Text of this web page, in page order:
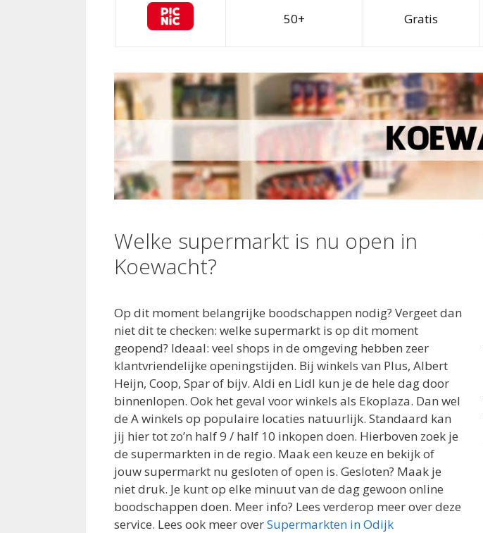
50+ Gratis
Welke supermarkt is nu open in
Koewacht?
Op dit moment belangrijke boodschappen nodig? Vergeet dan
niet dit te checken: welke supermarkt is op dit moment
geopend? Ideaal: veel shops in de omgeving hebben zeer
klantvriendelijke openingstijden. Bij winkels van Plus, Albert
Heijn, Coop, Spar of bijv. Aldi en Lidl kun je de hele dag door
binnenlopen. Ook het geval voor winkels als Ekoplaza. Dan wel
de A winkels op populaire locaties natuurlijk. Standaard kan
jij hier tot zo’n half 9 / half 10 inkopen doen. Hierboven zoek je
de supermarkten in de regio. Maak een keuze en bekijk of
jouw supermarkt nu gesloten of open is. Gesloten? Maak je
niet druk. Je kunt op elke minuut van de dag gewoon online
boodschappen doen. Meer info? Lees verderop meer over deze
service. Lees ook meer overSupermarkten in Odijk